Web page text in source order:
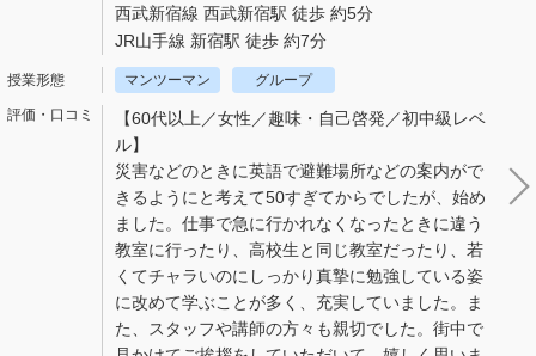
西武新宿線 西武新宿駅 徒歩 約5分
JR山手線 新宿駅 徒歩 約7分
マンツーマン グループ
【60代以上／女性／趣味・自己啓発／初中級レベ
ル】
災害などのときに英語で避難場所などの案内がで
きるようにと考えて50すぎてからでしたが、始め
ました。仕事で急に行かれなくなったときに違う
教室に行ったり、高校生と同じ教室だったり、若
くてチャラいのにしっかり真摯に勉強している姿
に改めて学ぶことが多く、充実していました。ま
た、スタッフや講師の方々も親切でした。街中で